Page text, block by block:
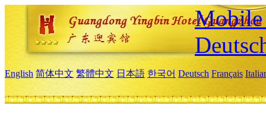
Mobile
English 简体中文 繁體中文 日本語 한국어 Deutsch Français